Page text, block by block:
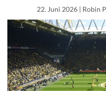
22. Juni 2026 | Robin